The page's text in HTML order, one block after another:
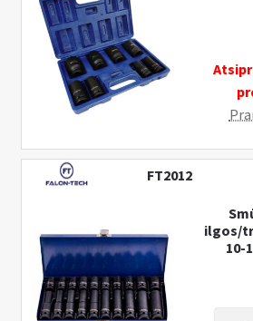
FT2012
ilgos/
10-